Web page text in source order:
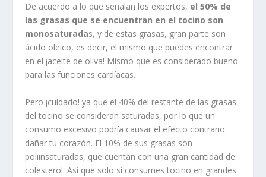
De acuerdo a lo que señalan los expertos, el 50% de
las grasas que se encuentran en el tocino son
monosaturadas, y de estas grasas, gran parte son
ácido oleico, es decir, el mismo que puedes encontrar
en el ¡aceite de oliva! Mismo que es considerado bueno
para las funciones cardíacas.
Pero ¡cuidado! ya que el 40% del restante de las grasas
del tocino se consideran saturadas, por lo que un
consumo excesivo podría causar el efecto contrario:
dañar tu corazón. El 10% de sus grasas son
poliinsaturadas, que cuentan con una gran cantidad de
colesterol. Así que solo si consumes tocino en grandes